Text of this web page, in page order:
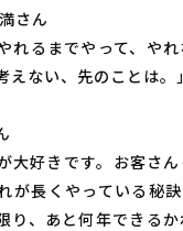
さん
れるまでやって、や
えない、先のことは。」
大好きです。お客さ
が長くやっている秘
り、あと何年できる